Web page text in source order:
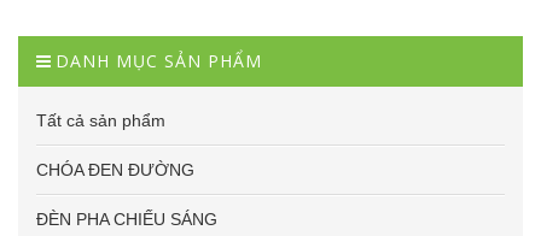
DANH MỤC SẢN PHẨM
Tất cả sản phẩm
CHÓA ĐEN ĐƯỜNG
ĐÈN PHA CHIẾU SÁNG